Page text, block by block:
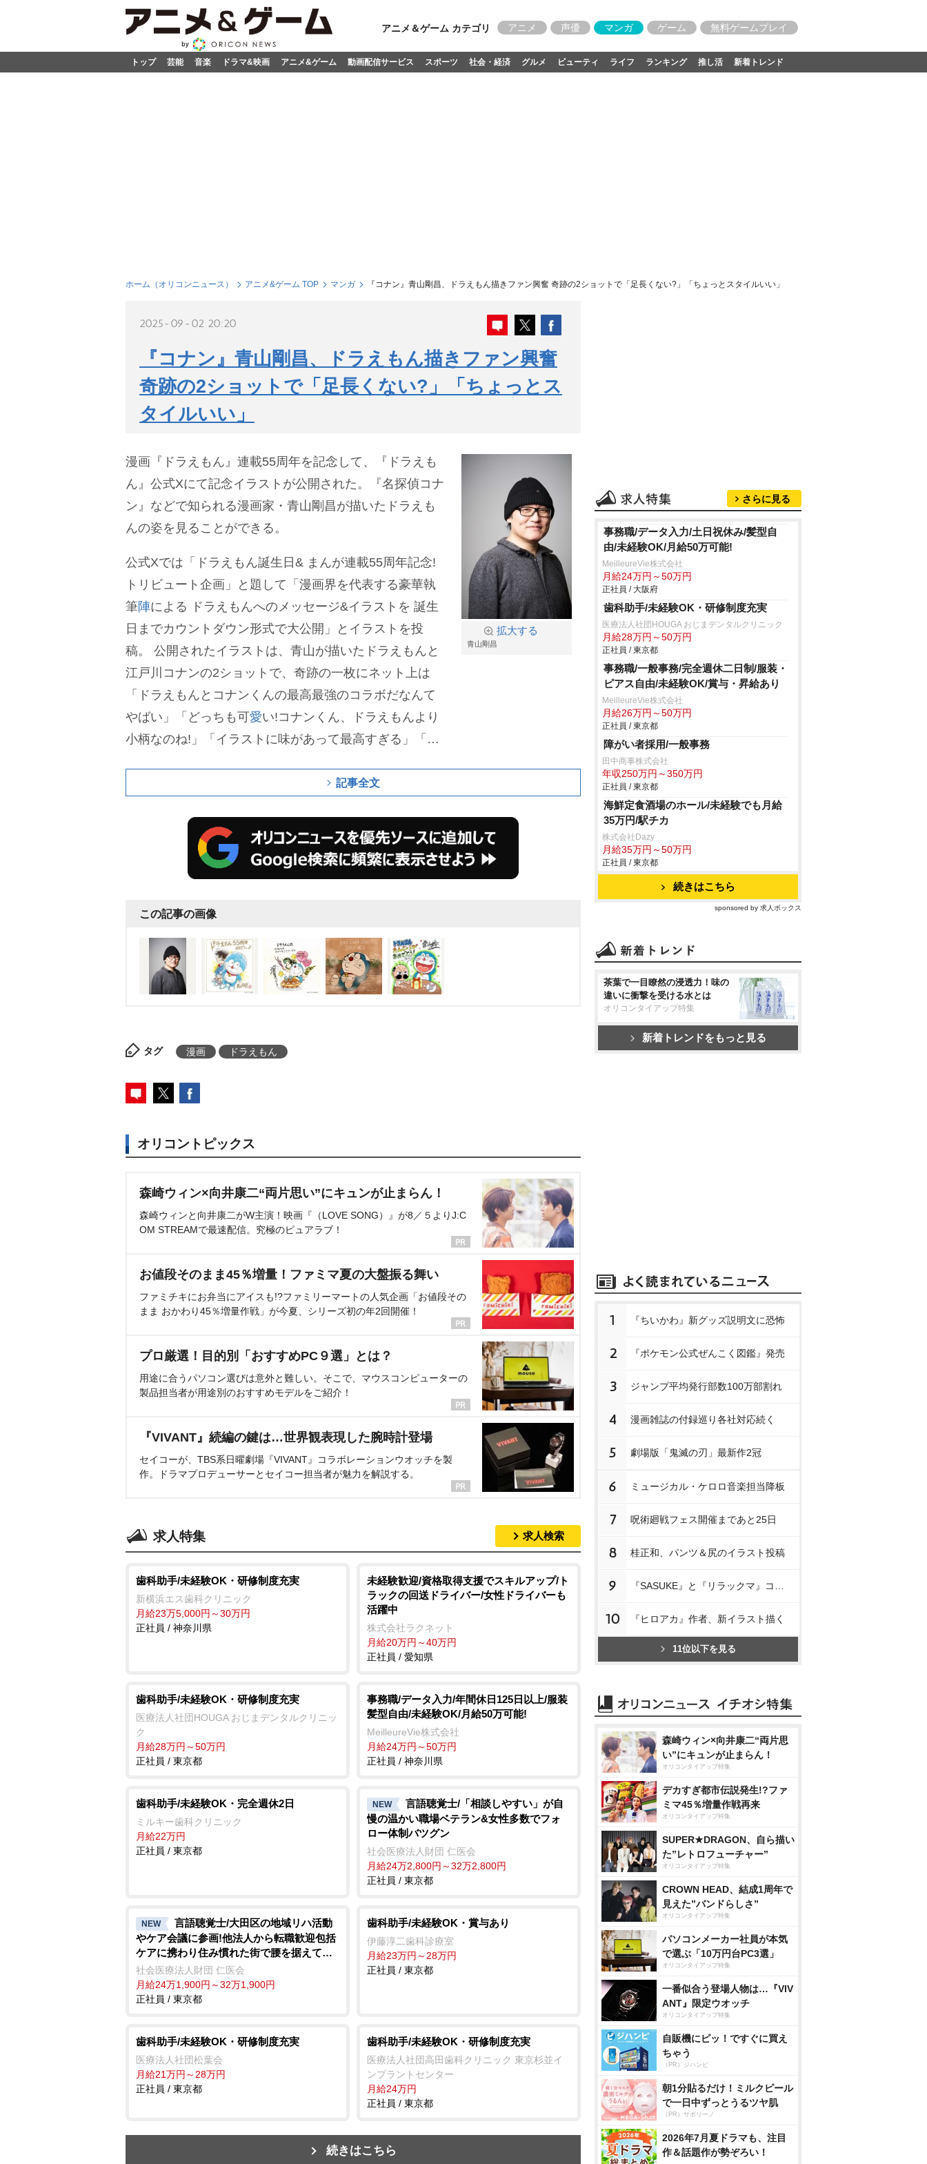
アニメ＆ゲーム カテゴリ アニメ 声優 マンガ ゲーム 無料ゲームプレイ
トップ 芸能 音楽 ドラマ&映画 アニメ&ゲーム 動画配信サービス スポーツ 社会・経済 グルメ ビューティ ライフ ランキング 推し活 新着トレンド
ホーム（オリコンニュース） アニメ&ゲーム TOP マンガ 『コナン』青山剛昌、ドラえもん描きファン興奮 奇跡の2ショットで「足長くない?」「ちょっとスタイルいい」
2025-09-02 20:20
『コナン』青山剛昌、ドラえもん描きファン興奮
奇跡の2ショットで「足長くない?」「ちょっとス
タイルいい」
拡大する
青山剛昌
漫画『ドラえもん』連載55周年を記念して、『ドラえも
ん』公式Xにて記念イラストが公開された。『名探偵コナ
ン』などで知られる漫画家・青山剛昌が描いたドラえも
んの姿を見ることができる。
公式Xでは「ドラえもん誕生日& まんが連載55周年記念!
トリビュート企画」と題して「漫画界を代表する豪華執
筆陣による ドラえもんへのメッセージ&イラストを 誕生
日までカウントダウン形式で大公開」とイラストを投
稿。
公開されたイラストは、青山が描いたドラえもんと
江戸川コナンの2ショットで、奇跡の一枚にネット上は
「ドラえもんとコナンくんの最高最強のコラボだなんて
ばい」「どっちも可愛い!コナンくん、ドラえもんより
小柄なのね!」「イラストに味があって最高すぎる」「ち
足長くない?w」「調べたらコナンの方が身長低いからこ
公式Xでは『うる星やつら』などで知られる高橋留美子氏
が描いたドラえもんのイラストも公開中で話題となって
記事全文
この記事の画像
タグ 漫画 ドラえもん
オリコントピックス
森崎ウィン×向井康二“両片思い”にキュンが止まらん！
森崎ウィンと向井康二がW主演！映画『（LOVE SONG）』が8／５よりJ:C
OM STREAMで最速配信。究極のピュアラブ！
お値段そのまま45％増量！ファミマ夏の大盤振る舞い
ファミチキにお弁当にアイスも!?ファミリーマートの人気企画「お値段その
まま おかわり45％増量作戦」が今夏、シリーズ初の年2回開催！
プロ厳選！目的別「おすすめPC９選」とは？
用途に合うパソコン選びは意外と難しい。そこで、マウスコンピューターの
製品担当者が用途別のおすすめモデルをご紹介！
『VIVANT』続編の鍵は…世界観表現した腕時計登場
セイコーが、TBS系日曜劇場『VIVANT』コラボレーションウオッチを製
作。ドラマプロデューサーとセイコー担当者が魅力を解説する。
求人特集 求人検索
歯科助手/未経験OK・研修制度充実
新横浜エス歯科クリニック
月給23万5,000円～30万円
正社員 / 神奈川県
未経験歓迎/資格取得支援でスキルアップ/ト
ラックの回送ドライバー/女性ドライバーも
活躍中
株式会社ラクネット
月給20万円～40万円
正社員 / 愛知県
歯科助手/未経験OK・研修制度充実
医療法人社団HOUGA おじまデンタルクリニッ
ク
月給28万円～50万円
正社員 / 東京都
事務職/データ入力/年間休日125日以上/服装
髪型自由/未経験OK/月給50万可能!
MeilleureVie株式会社
月給24万円～50万円
正社員 / 神奈川県
歯科助手/未経験OK・完全週休2日
ミルキー歯科クリニック
月給22万円
正社員 / 東京都
NEW
言語聴覚士/「相談しやすい」が自
慢の温かい職場ベテラン&女性多数でフォ
ロー体制バツグン
社会医療法人財団 仁医会
月給24万2,800円～32万2,800円
正社員 / 東京都
NEW
言語聴覚士/大田区の地域リハ活動
ケア会議に参画!他法人から転職歓迎包括
ケアに携わり住み慣れた街で腰を据えて働
く
社会医療法人財団 仁医会
月給24万1,900円～32万1,900円
正社員 / 東京都
歯科助手/未経験OK・賞与あり
伊藤淳二歯科診療室
月給23万円～28万円
正社員 / 東京都
歯科助手/未経験OK・研修制度充実
医療法人社団松葉会
月給21万円～28万円
正社員 / 東京都
歯科助手/未経験OK・研修制度充実
医療法人社団高田歯科クリニック 東京杉並イ
ンプラントセンター
月給24万円
正社員 / 東京都
続きはこちら
さらに見る
事務職/データ入力/土日祝休み/髪型自
由/未経験OK/月給50万可能!
MeilleureVie株式会社
月給24万円～50万円
正社員 / 大阪府
歯科助手/未経験OK・研修制度充実
医療法人社団HOUGA おじまデンタルクリニック
月給28万円～50万円
正社員 / 東京都
事務職/一般事務/完全週休二日制/服装・
ピアス自由/未経験OK/賞与・昇給あり
MeilleureVie株式会社
月給26万円～50万円
正社員 / 東京都
障がい者採用/一般事務
田中商事株式会社
年収250万円～350万円
正社員 / 東京都
海鮮定食酒場のホール/未経験でも月給
35万円/駅チカ
株式会社Dazy
月給35万円～50万円
正社員 / 東京都
続きはこちら
sponsored by 求人ボックス
茶葉で一目瞭然の浸透力！味の
違いに衝撃を受ける水とは
オリコンタイアップ特集
新着トレンドをもっと見る
1 『ちいかわ』新グッズ説明文に恐怖
2 『ポケモン公式ぜんこく図鑑』発売
3 ジャンプ平均発行部数100万部割れ
4 漫画雑誌の付録巡り各社対応続く
5 劇場版「鬼滅の刃」最新作2冠
6 ミュージカル・ケロロ音楽担当降板
7 呪術廻戦フェス開催まであと25日
8 桂正和、パンツ＆尻のイラスト投稿
9
10 『ヒロアカ』作者、新イラスト描く
11位以下を見る
森崎ウィン×向井康二“両片思
い”にキュンが止まらん！
オリコンタイアップ特集
デカすぎ都市伝説発生!?ファ
ミマ45％増量作戦再来
オリコンタイアップ特集
SUPER★DRAGON、自ら描い
た”レトロフューチャー”
オリコンタイアップ特集
CROWN HEAD、結成1周年で
見えた”バンドらしさ”
オリコンタイアップ特集
パソコンメーカー社員が本気
で選ぶ「10万円台PC3選」
オリコンタイアップ特集
一番似合う登場人物は…『VIV
ANT』限定ウオッチ
オリコンタイアップ特集
自販機にピッ！ですぐに買え
ちゃう
（PR）ジハンピ
朝1分貼るだけ！ミルクピール
で一日中ずっとうるツヤ肌
（PR）サボリーノ
2026年7月夏ドラマも、注目
作＆話題作が勢ぞろい！